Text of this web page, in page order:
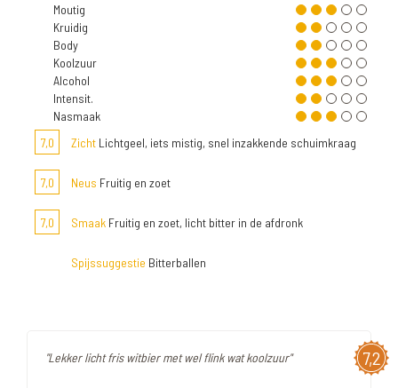
Moutig
Kruidig
Body
Koolzuur
Alcohol
Intensit.
Nasmaak
7,0
Zicht Lichtgeel, iets mistig, snel inzakkende schuimkraag
7,0 Neus Fruitig en zoet
7,0 Smaak Fruitig en zoet, licht bitter in de afdronk
Spijssuggestie Bitterballen
7,2
"Lekker licht fris witbier met wel flink wat koolzuur"